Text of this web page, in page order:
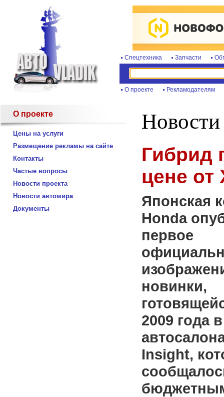
Спецтехника Запчасти
О проекте Рекламодателям
О проекте
Цены на услуги
Размещение рекламы на сайте
Контакты
Частые вопросы
Новости проекта
Новости автомира
Документы
Новости
Гибрид
цене от
Японская
Honda
первое
новинки,
2009 года
Insight,